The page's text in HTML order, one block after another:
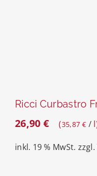
Ricci Curbastro
26,90 € 35,87€ / l
inkl. 19 % MwSt. zzgl.